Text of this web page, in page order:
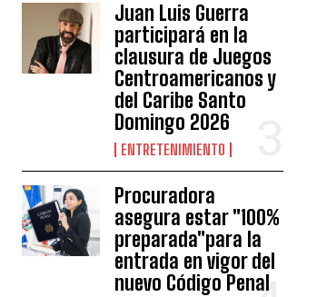
Juan Luis Guerra
participará en la
clausura de Juegos
Centroamericanos y
del Caribe Santo
Domingo 2026
ENTRETENIMIENTO
Procuradora
asegura estar "100%
preparada"para la
entrada en vigor del
nuevo Código Penal